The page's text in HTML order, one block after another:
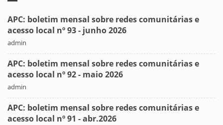
APC: boletim mensal sobre redes comunitárias e
acesso local nº 93 - junho 2026
admin
APC: boletim mensal sobre redes comunitárias e
acesso local nº 92 - maio 2026
admin
APC: boletim mensal sobre redes comunitárias e
acesso local nº 91 - abr.2026